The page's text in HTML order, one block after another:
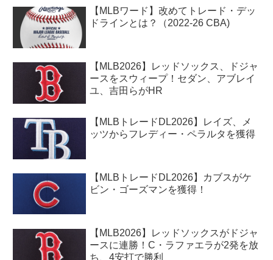
【MLBワード】改めてトレード・デッ
ドラインとは？（2022-26 CBA)
【MLB2026】レッドソックス、ドジャ
ースをスウィープ！セダン、アブレイ
ユ、吉田らがHR
【MLBトレードDL2026】レイズ、メ
ッツからフレディー・ペラルタを獲得
【MLBトレードDL2026】カブスがケ
ビン・ゴーズマンを獲得！
【MLB2026】レッドソックスがドジャ
ースに連勝！C・ラファエラが2発を放
ち、4安打で勝利